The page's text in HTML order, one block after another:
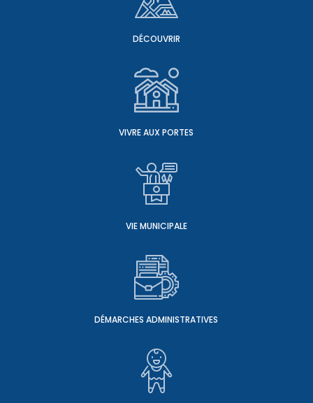
DÉCOUVRIR
VIVRE AUX PORTES
VIE MUNICIPALE
DÉMARCHES ADMINISTRATIVES